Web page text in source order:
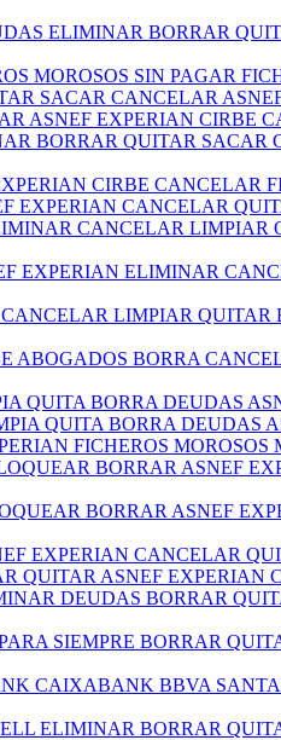
ELIMINAR BORRAR
MOROSOS SIN PAGAR
SACAR CANCELAR
ASNEF EXPERIAN CIRBE
BORRAR QUITAR
CIRBE CANCELAR
EXPERIAN CANCELAR
CANCELAR LIMPIAR
EXPERIAN ELIMINAR
LIMPIAR
BORRA
QUITA BORRA DEUDAS
QUITA BORRA DEUDAS
FICHEROS MOROSOS
BORRAR ASNEF
BORRAR ASNEF
EXPERIAN CANCELAR
ASNEF EXPERIAN
DEUDAS BORRAR
SIEMPRE BORRAR
CAIXABANK BBVA
ELIMINAR BORRAR